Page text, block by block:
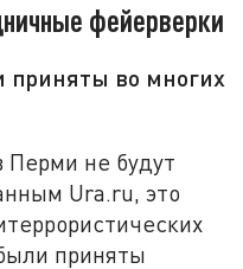
фейерверки
во многих
Перми не будут
Ura.ru, это
приняты